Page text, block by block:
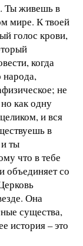
Ты живешь в
мире. К твоей
голос крови,
когда
народа,
не
как одну
и вся
в
ты
что в тебе
объединяет со
Она
существа,
история – это